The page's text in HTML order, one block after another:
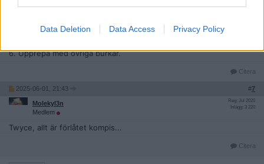
Data Deletion Data Access Privacy Policy
3. Rikta sprayburken mot munnen
4. Håll in sprayburkens avtryckare (till burken är tömd)
6. Upprepa med övriga burkar.
Citera
2025-06-01, 21:43 #7
Molekyl3n
Medlem
Reg: Jul 2020
Inlägg: 3 220
Twyce, allt är förlåtet kompis...
Citera